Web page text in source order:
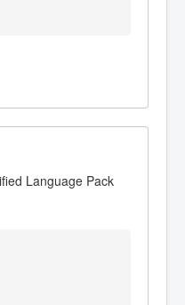
Language Pack